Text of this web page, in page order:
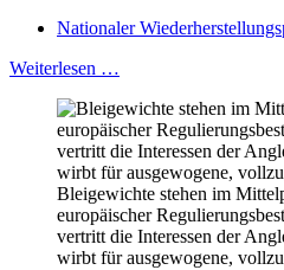
Nationaler
Weiterlesen …
Bleigewichte stehen im
europäischer
vertritt die Interessen der
wirbt für ausgewogene,